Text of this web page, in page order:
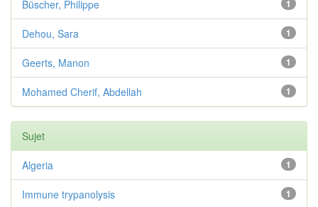
1
Büscher, Philippe
1
Dehou, Sara
1
Geerts, Manon
1
Mohamed Cherif, Abdellah
Sujet
1
Algeria
1
Immune trypanolysis